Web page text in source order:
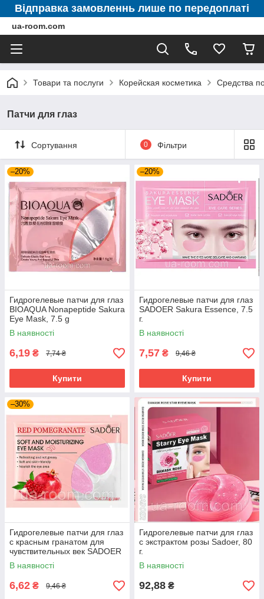
Відправка замовленнь лише по передоплаті
ua-room.com
Товари та послуги Корейская косметика Средства
Патчи для глаз
Сортування 0 Фільтри
–20%
Гидрогелевые патчи для глаз
BIOAQUA Nonapeptide Sakura
Eye Mask, 7.5 g
В наявності
6,19 ₴ 7,74 ₴
Купити
–20%
Гидрогелевые патчи для глаз
SADOER Sakura Essence, 7.5
г.
В наявності
7,57 ₴ 9,46 ₴
Купити
–30%
Гидрогелевые патчи для глаз
с красным гранатом для
чувствительных век SADOER
Red Pomegranate, 7.5 г.
В наявності
6,62 ₴ 9,46 ₴
Гидрогелевые патчи для глаз
с экстрактом розы Sadoer, 80
г.
В наявності
92,88 ₴